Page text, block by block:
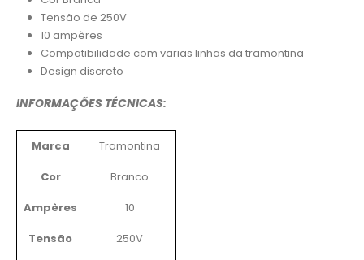
Tensão de 250V
10 ampères
Compatibilidade com varias linhas da tramontina
Design discreto
INFORMAÇÕES TÉCNICAS:
Marca
Tramontina
Cor
Branco
Ampères
10
Tensão
250V